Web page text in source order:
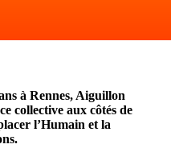
à Rennes, Aiguillon
collective aux côtés de
l’Humain et la